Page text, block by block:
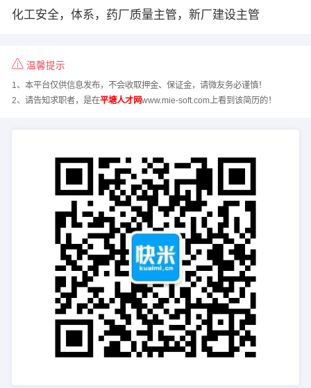
化工安全，体系，药厂质量主管，新厂建设主管
温馨提示
1、本平台仅供信息发布，不会收取押金、保证金，请微友务必谨慎！
2、请告知求职者，是在平塘人才网www.mie-soft.com上看到该简历的！